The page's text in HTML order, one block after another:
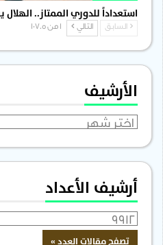
استعداداً للدوري الممتاز.. الهلال
السابق التالي
الأرشيف
الأرشيف
أرشيف الأعداد